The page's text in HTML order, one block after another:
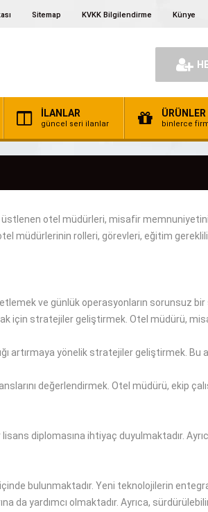
Sitemap KVKK Bilgilendirme Künye
İLANLAR
güncel seri ilanlar
ÜRÜNLER
binlerce
otel müdürleri, misafir memnuniyetini
müdürlerinin rolleri, görevleri, eğitim
ve günlük operasyonların sorunsuz bir
için stratejiler geliştirmek. Otel müdürü,
artırmaya yönelik stratejiler geliştirmek. Bu
değerlendirmek. Otel müdürü, ekip
lisans diplomasına ihtiyaç duyulmaktadır.
bulunmaktadır. Yeni teknolojilerin
da yardımcı olmaktadır. Ayrıca,